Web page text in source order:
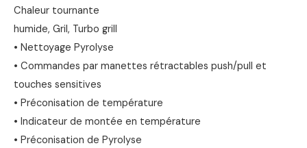
Chaleur tournante
humide, Gril, Turbo grill
• Nettoyage Pyrolyse
• Commandes par manettes rétractables push/pull et
touches sensitives
• Préconisation de température
• Indicateur de montée en température
• Préconisation de Pyrolyse